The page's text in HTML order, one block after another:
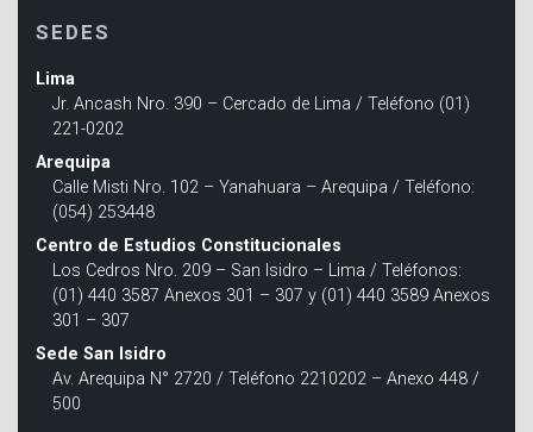
SEDES
Lima
Jr. Ancash Nro. 390 – Cercado de Lima / Teléfono (01)
221-0202
Arequipa
Calle Misti Nro. 102 – Yanahuara – Arequipa / Teléfono:
(054) 253448
Centro de Estudios Constitucionales
Los Cedros Nro. 209 – San Isidro – Lima / Teléfonos:
(01) 440 3587 Anexos 301 – 307 y (01) 440 3589 Anexos
301 – 307
Sede San Isidro
Av. Arequipa N° 2720 / Teléfono 2210202 – Anexo 448 /
500